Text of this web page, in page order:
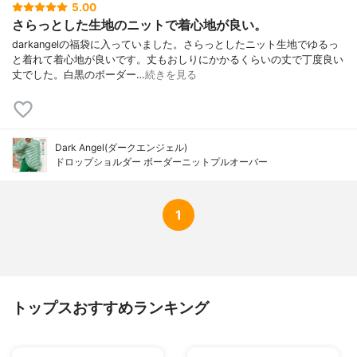
5.00
さらっとした生地のニットで着心地が良い。
darkangelの福袋に入っていました。さらっとしたニット生地でゆるっ
と着れて着心地が良いです。丈もおしりにかかるくらいの丈で丁度良い
丈でした。白黒のボーダー…続きを見る
Dark Angel(ダークエンジェル)
ドロップショルダー ボーダーニットプルオーバー
1
トップスおすすめランキング